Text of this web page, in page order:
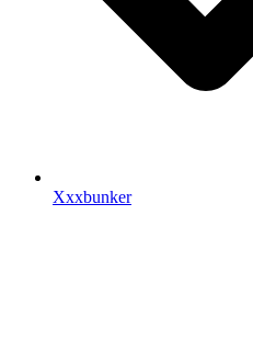
Xxxbunker